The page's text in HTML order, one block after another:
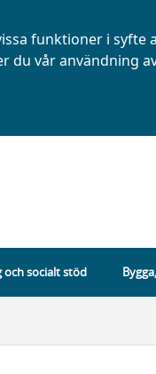
funktioner i
du vår användning
och socialt stöd